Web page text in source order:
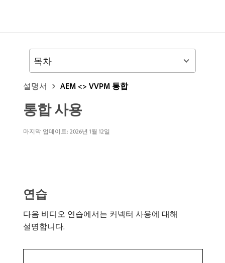
설명서 AEM <> VVPM 통합
통합 사용
마지막 업데이트: 2026년 1월 12일
연습
다음 비디오 연습에서는 커넥터 사용에 대해
설명합니다.
목차